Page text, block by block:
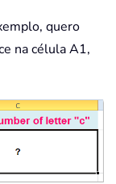
quero
na célula A1,